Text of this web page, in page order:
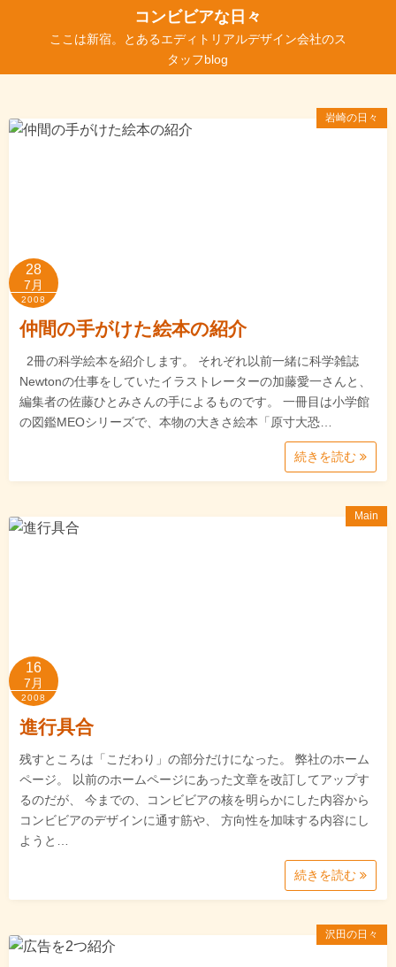
ン
へ
コンビビアな日々
ここは新宿。とあるエディトリアルデザイン会社のス
タッフblog
岩崎の日々
28
7月
2008
仲間の手がけた絵本の紹介
2冊の科学絵本を紹介します。 それぞれ以前一緒に科学雑誌
Newtonの仕事をしていたイラストレーターの加藤愛一さんと、
編集者の佐藤ひとみさんの手によるものです。 一冊目は小学館
の図鑑MEOシリーズで、本物の大きさ絵本「原寸大恐…
続きを読む
Main
16
7月
2008
進行具合
残すところは「こだわり」の部分だけになった。 弊社のホーム
ページ。 以前のホームページにあった文章を改訂してアップす
るのだが、 今までの、コンビビアの核を明らかにした内容から
コンビビアのデザインに通す筋や、 方向性を加味する内容にし
ようと…
続きを読む
沢田の日々